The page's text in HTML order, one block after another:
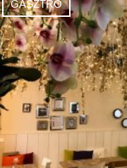
GASZTRO